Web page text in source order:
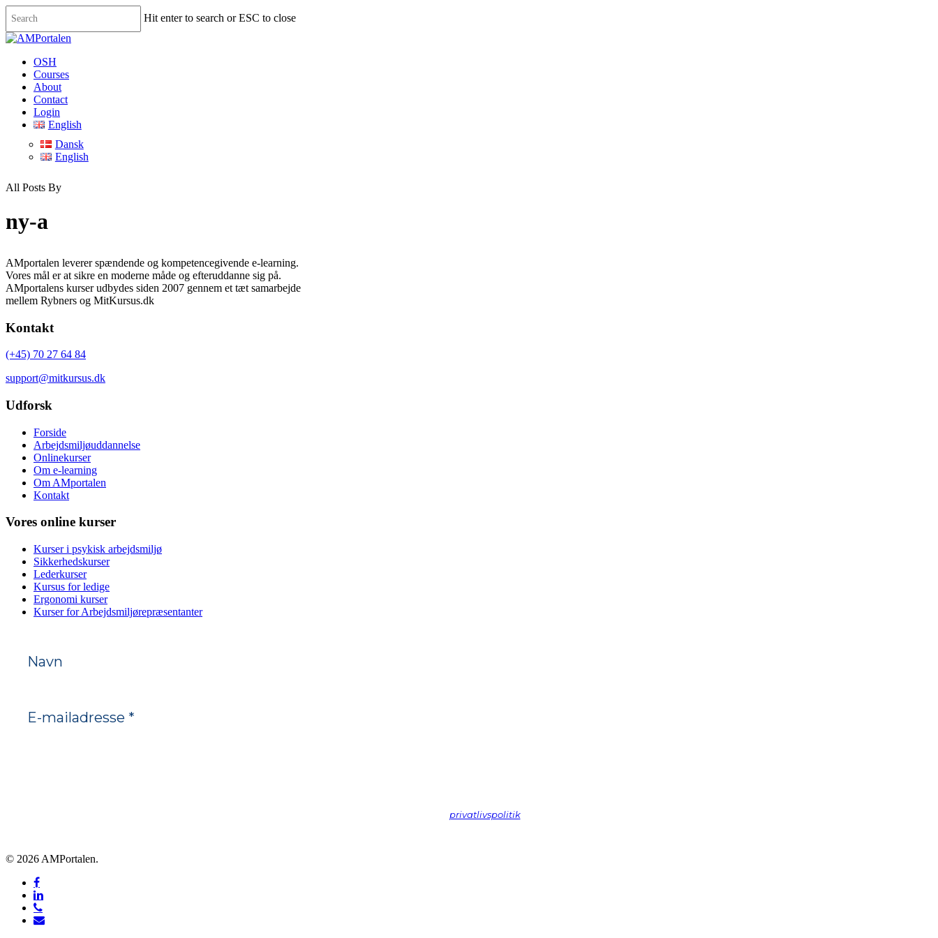
to
main
Hit enter to search or ESC to close
Close
Menu
OSH
Courses
About
Contact
Login
English
Dansk
English
All Posts By
ny-a
AMportalen leverer spændende og kompetencegivende e-learning.
Vores mål er at sikre en moderne måde og efteruddanne sig på.
AMportalens kurser udbydes siden 2007 gennem et tæt samarbejde
mellem Rybners og MitKursus.dk
Kontakt
(+45) 70 27 64 84
support@mitkursus.dk
Udforsk
Forside
Arbejdsmiljøuddannelse
Onlinekurser
Om e-learning
Om AMportalen
Kontakt
Vores online kurser
Kurser i psykisk arbejdsmiljø
Sikkerhedskurser
Lederkurser
Kursus for ledige
Ergonomi kurser
Kurser for Arbejdsmiljørepræsentanter
privatlivspolitikhvis du vil vide mere.
© 2026 AMPortalen.
facebook
linkedin
phone
email